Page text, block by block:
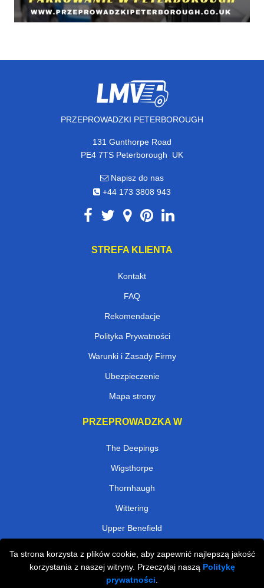
Ta strona korzysta z plików cookie, aby zapewnić najlepszą jakość
korzystania z naszej witryny. Przeczytaj naszą Politykę
prywatności
PRZEPROWADZKI PETERBOROUGH
131 Gunthorpe Road
PE4 7TS Peterborough, UK
Napisz do nas
+44 173 3808 943
STREFA KLIENTA
Kontakt
FAQ
Rekomendacje
Polityka Prywatności
Warunki i Zasady Firmy
Ubezpieczenie
Mapa strony
PRZEPROWADZKA W
The Deepings
Wigsthorpe
Thornhaugh
Wittering
Upper Benefield
Fengate